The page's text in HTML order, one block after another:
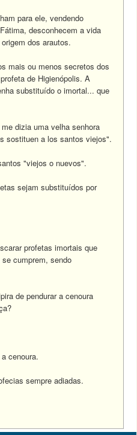
para ele, vendendo
desconhecem a vida
dos arautos.
mais ou menos secretos dos
de Higienópolis. A
substituído o imortal... que
dizia uma velha senhora
sostituen a los santos viejos".
"viejos o nuevos".
sejam substituídos por
profetas imortais que
cumprem, sendo
de pendurar a cenoura
cenoura.
sempre adiadas.